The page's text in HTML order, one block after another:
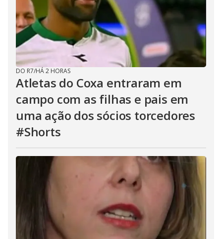
DO R7/HÁ 2 HORAS
Atletas do Coxa entraram em
campo com as filhas e pais em
uma ação dos sócios torcedores
#Shorts